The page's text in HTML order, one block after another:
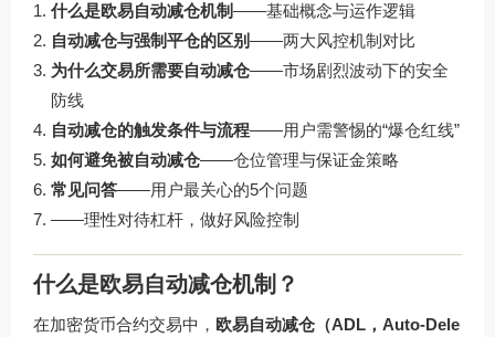
什么是欧易自动减仓机制——基础概念与运作逻辑
自动减仓与强制平仓的区别——两大风控机制对比
为什么交易所需要自动减仓——市场剧烈波动下的安全
防线
自动减仓的触发条件与流程——用户需警惕的“爆仓红线”
如何避免被自动减仓——仓位管理与保证金策略
常见问答——用户最关心的5个问题
——理性对待杠杆，做好风险控制
什么是欧易自动减仓机制？
在加密货币合约交易中， 欧易自动减仓（ADL，Auto-Dele